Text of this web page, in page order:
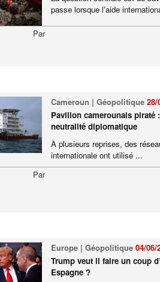
passe lorsque l’aide
Par
Cameroun | Géopolitique 28/
Pavillon camerounais piraté
neutralité diplomatique
À plusieurs reprises, des
internationale ont utilisé ...
Par
Europe | Géopolitique 04/06/
Trump veut il faire un coup
Espagne ?